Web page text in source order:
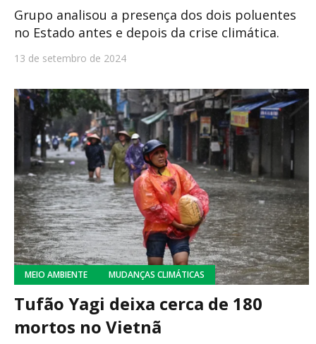
Grupo analisou a presença dos dois poluentes
no Estado antes e depois da crise climática.
13 de setembro de 2024
MEIO AMBIENTE MUDANÇAS CLIMÁTICAS
Tufão Yagi deixa cerca de 180
mortos no Vietnã